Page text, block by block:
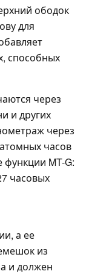
ободок
для
способных
через
и других
через
часов
MT-G:
часовых
а ее
из
и должен